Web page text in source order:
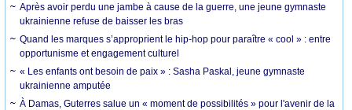
Après avoir perdu une jambe à cause de la guerre, une jeune gymnaste
ukrainienne refuse de baisser les bras
Quand les marques s’approprient le hip-hop pour paraître « cool » : entre
opportunisme et engagement culturel
« Les enfants ont besoin de paix » : Sasha Paskal, jeune gymnaste
ukrainienne amputée
À Damas, Guterres salue un « moment de possibilités » pour l'avenir de la